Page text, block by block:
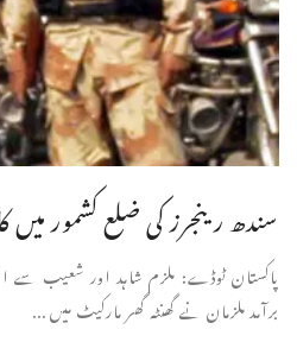
سندھ رینجرز کی ضلع کشمور میں کارروائی 2
پاکستان ٹوڈے: ملزم شاہد اور شعیب سے
برآمد ملزمان نے گھنٹہ گھر مارکیٹ میں ...